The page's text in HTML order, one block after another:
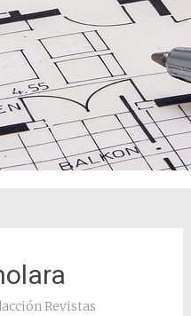
Revistas